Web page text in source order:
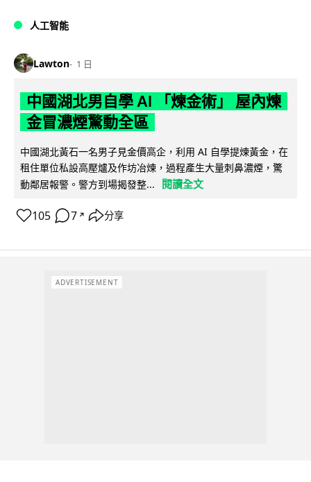
人工智能
Lawton 1 日
中國湖北男自學 AI 「煉金術」 屋內煉
金冒濃煙驚動全區
中國湖北黃石一名男子見金價高企，利用 AI 自學提煉黃金，在
租住單位私設高壓爐及作坊冶煉，過程產生大量刺鼻濃煙，驚
動鄰居報警。警方到場揭發整...
閱讀全文
105 7 ↗ 分享
ADVERTISEMENT